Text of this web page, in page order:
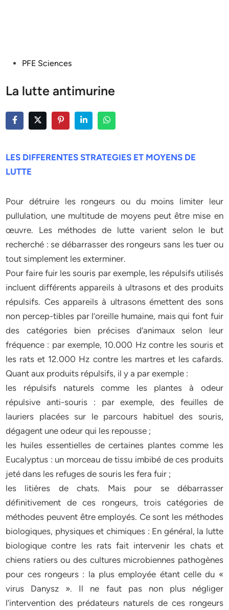
PostedPFE Sciences
La lutte antimurine
LES DIFFERENTES STRATEGIES ET MOYENS DE
LUTTE
Pour détruire les rongeurs ou du moins limiter leur
pullulation, une multitude de moyens peut être mise en
œuvre. Les méthodes de lutte varient selon le but
recherché : se débarrasser des rongeurs sans les tuer ou
tout simplement les exterminer.
Pour faire fuir les souris par exemple, les répulsifs utilisés
incluent différents appareils à ultrasons et des produits
répulsifs. Ces appareils à ultrasons émettent des sons
non percep-tibles par l’oreille humaine, mais qui font fuir
des catégories bien précises d’animaux selon leur
fréquence : par exemple, 10.000 Hz contre les souris et
les rats et 12.000 Hz contre les martres et les cafards.
Quant aux produits répulsifs, il y a par exemple :
les répulsifs naturels comme les plantes à odeur
répulsive anti-souris : par exemple, des feuilles de
lauriers placées sur le parcours habituel des souris,
dégagent une odeur qui les repousse ;
les huiles essentielles de certaines plantes comme les
Eucalyptus : un morceau de tissu imbibé de ces produits
jeté dans les refuges de souris les fera fuir ;
les litières de chats. Mais pour se débarrasser
définitivement de ces rongeurs, trois catégories de
méthodes peuvent être employés. Ce sont les méthodes
biologiques, physiques et chimiques : En général, la lutte
biologique contre les rats fait intervenir les chats et
chiens ratiers ou des cultures microbiennes pathogènes
pour ces rongeurs : la plus employée étant celle du «
virus Danysz ». Il ne faut pas non plus négliger
l’intervention des prédateurs naturels de ces rongeurs